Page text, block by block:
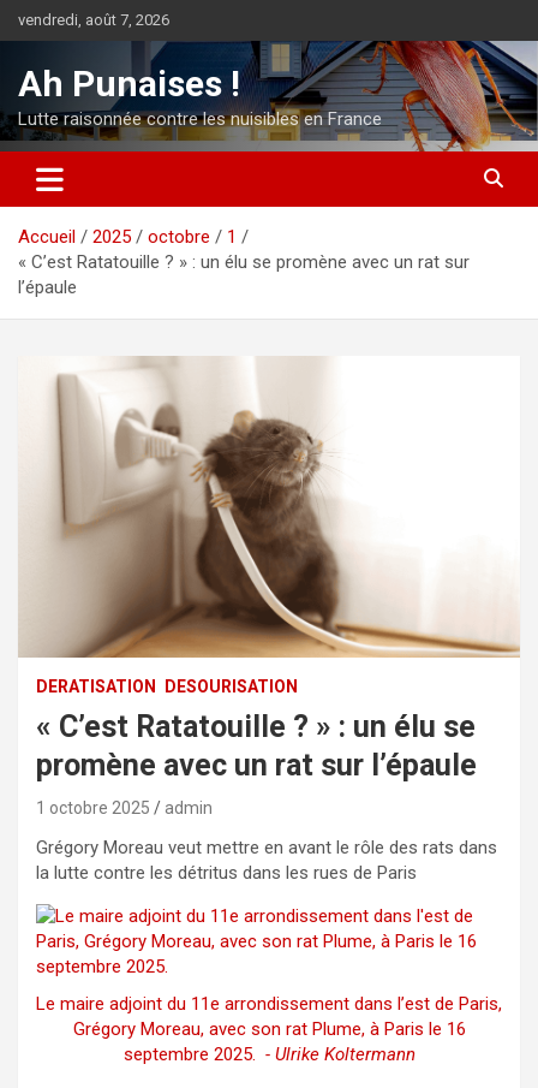
au
vendredi, août 7, 2026
Ah Punaises !
Lutte raisonnée contre les nuisibles en France
Accueil 2025 octobre
1
« C’est Ratatouille ? » : un élu se promène avec un rat sur
l’épaule
DERATISATION DESOURISATION
« C’est Ratatouille ? » : un élu se
promène avec un rat sur l’épaule
1 octobre 2025 admin
Grégory Moreau veut mettre en avant le rôle des rats dans
la lutte contre les détritus dans les rues de Paris
Le maire adjoint du 11e arrondissement dans l’est de Paris,
Grégory Moreau, avec son rat Plume, à Paris le 16
septembre 2025. - Ulrike Koltermann